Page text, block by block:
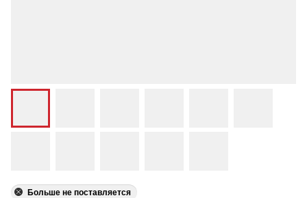
Больше не поставляется